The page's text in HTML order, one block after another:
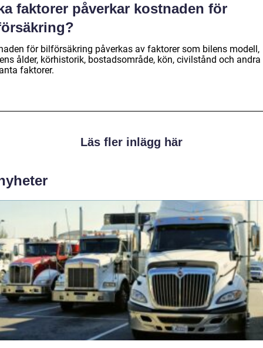
faktorer påverkar kostnaden för
för bilförsäkring påverkas av faktorer som bilens modell,
ålder, körhistorik, bostadsområde, kön, civilstånd och andra
faktorer.
Läs fler inlägg här